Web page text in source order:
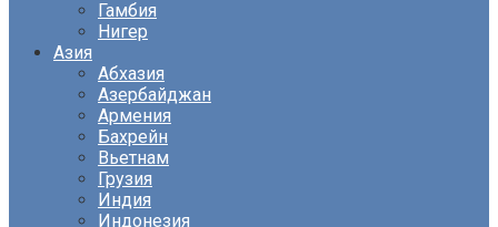
Гамбия
Нигер
Азия
Абхазия
Азербайджан
Армения
Бахрейн
Вьетнам
Грузия
Индия
Индонезия